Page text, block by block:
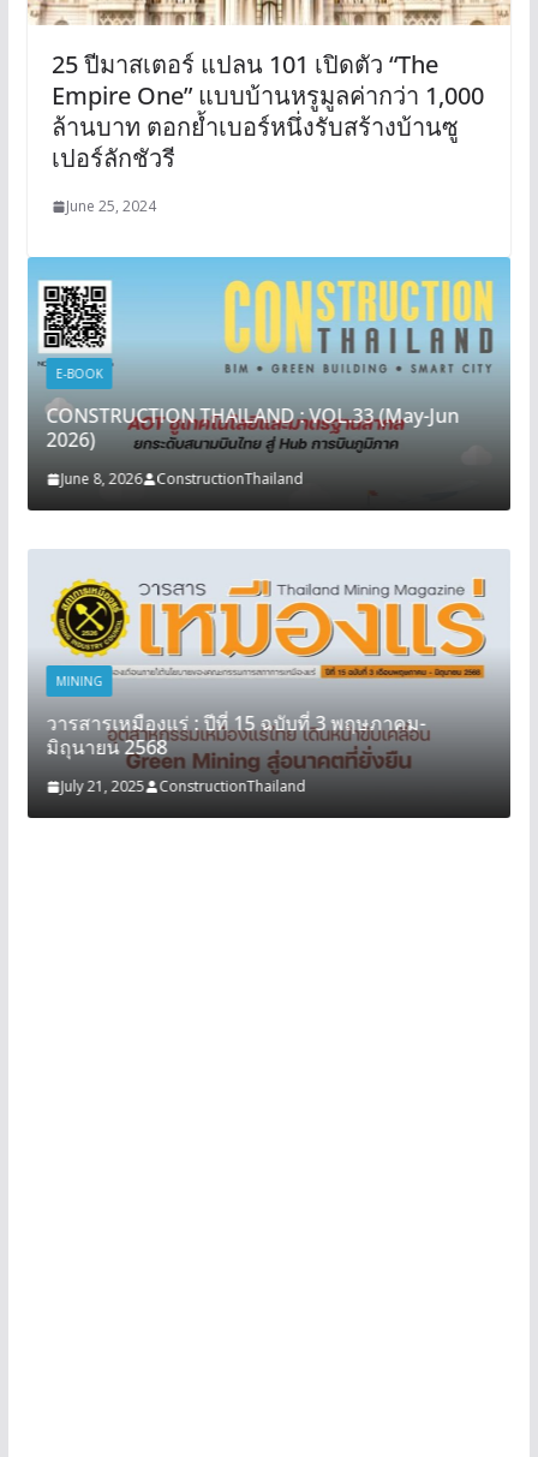
25 ปีมาสเตอร์ แปลน 101 เปิดตัว “The
Empire One” แบบบ้านหรูมูลค่ากว่า 1,000
ล้านบาท ตอกย้ำเบอร์หนึ่งรับสร้างบ้านซู
เปอร์ลักชัวรี
June 25, 2024
E-BOOK
CONSTRUCTION THAILAND : VOL.33 (May-Jun
2026)
June 8, 2026 ConstructionThailand
MINING
วารสารเหมืองแร่ : ปีที่ 15 ฉบับที่ 3 พฤษภาคม-
มิถุนายน 2568
July 21, 2025 ConstructionThailand